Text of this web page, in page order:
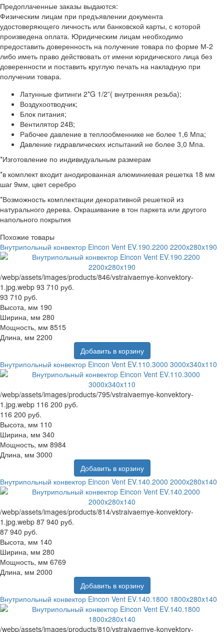
Предоплаченные заказы выдаются:
Физическим лицам при предъявлении документа
удостоверяющего личность или банковской карты, с которой
произведена оплата. Юридическим лицам необходимо
предоставить доверенность на получение товара по форме М-2
либо иметь право действовать от имени юридического лица без
доверенности и поставить круглую печать на накладную при
получении товара.
Латунные фитинги 2*G 1/2”( внутренняя резьба);
Воздухоотводчик;
Блок питания;
Вентилятор 24В;
Рабочее давление в теплообменнике не более 1,6 Мпа;
Давление гидравлических испытаний не более 3,0 Мпа.
*Изготовление по индивидуальным размерам
*в комплект входит анодированная алюминиевая решетка 18 мм
шаг 9мм, цвет серебро
*Возможность комплектации декоративной решеткой из
натурального дерева. Окрашивание в тон паркета или другого
напольного покрытия
Похожие товары
Внутрипольный конвектор Eincon Vent EV.190.2200 2200x280x190
/webp/assets/images/products/846/vstraivaemye-konvektory-
1.jpg.webp 93 710 руб.
93 710 руб.
Высота, мм 190
Ширина, мм 280
Мощность, мм 8515
Длина, мм 2200
Добавить в корзину
Внутрипольный конвектор Eincon Vent EV.110.3000 3000x340x110
/webp/assets/images/products/795/vstraivaemye-konvektory-
1.jpg.webp 116 200 руб.
116 200 руб.
Высота, мм 110
Ширина, мм 340
Мощность, мм 8984
Длина, мм 3000
Добавить в корзину
Внутрипольный конвектор Eincon Vent EV.140.2000 2000x280x140
/webp/assets/images/products/814/vstraivaemye-konvektory-
1.jpg.webp 87 940 руб.
87 940 руб.
Высота, мм 140
Ширина, мм 280
Мощность, мм 6769
Длина, мм 2000
Добавить в корзину
Внутрипольный конвектор Eincon Vent EV.140.1800 1800x280x140
/webp/assets/images/products/810/vstraivaemye-konvektory-